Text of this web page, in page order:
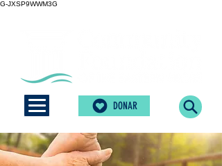
G-JXSP9WWM3G
DONAR